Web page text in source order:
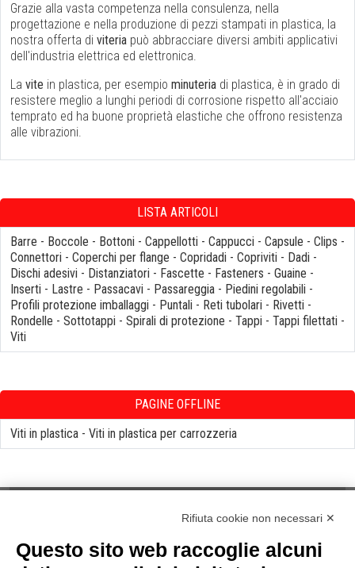
Grazie alla vasta competenza nella consulenza, nella
progettazione e nella produzione di pezzi stampati in plastica, la
nostra offerta di viteria può abbracciare diversi ambiti applicativi
dell'industria elettrica ed elettronica.
La vite in plastica, per esempio minuteria di plastica, è in grado di
resistere meglio a lunghi periodi di corrosione rispetto all'acciaio
temprato ed ha buone proprietà elastiche che offrono resistenza
alle vibrazioni.
LISTA ARTICOLI
Barre - Boccole - Bottoni - Cappellotti - Cappucci - Capsule - Clips -
Connettori - Coperchi per flange - Copridadi - Copriviti - Dadi -
Dischi adesivi - Distanziatori - Fascette - Fasteners - Guaine -
Inserti - Lastre - Passacavi - Passareggia - Piedini regolabili -
Profili protezione imballaggi - Puntali - Reti tubolari - Rivetti -
Rondelle - Sottotappi - Spirali di protezione - Tappi - Tappi filettati -
Viti
PAGINE OFFLINE
Viti in plastica - Viti in plastica per carrozzeria
NOTE
Rifiuta cookie non necessari ✕
Questo sito web raccoglie alcuni